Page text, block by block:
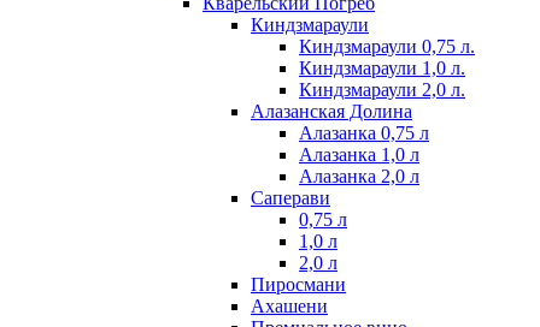
Киндзмараули
Киндзмараули 0,75 л.
Киндзмараули 1,0 л.
Киндзмараули 2,0 л.
Алазанская Долина
Алазанка 0,75 л
Алазанка 1,0 л
Алазанка 2,0 л
Саперави
0,75 л
1,0 л
2,0 л
Пиросмани
Ахашени